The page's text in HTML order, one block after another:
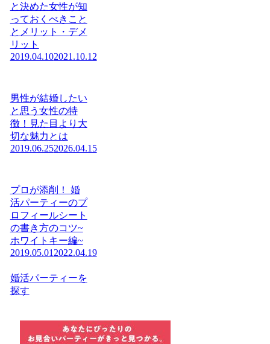
と決めた女性が知
っておくべきこと
とメリット・デメ
リット
2019.04.102021.10.12
男性が結婚したい
と思う女性の特
徴！見た目より大
切な魅力とは
2019.06.252026.04.15
プロが添削！ 婚
活パーティーのプ
ロフィールシート
の書き方のコツ~
ホワイトキー編~
2019.05.012022.04.19
婚活パーティーを
探す